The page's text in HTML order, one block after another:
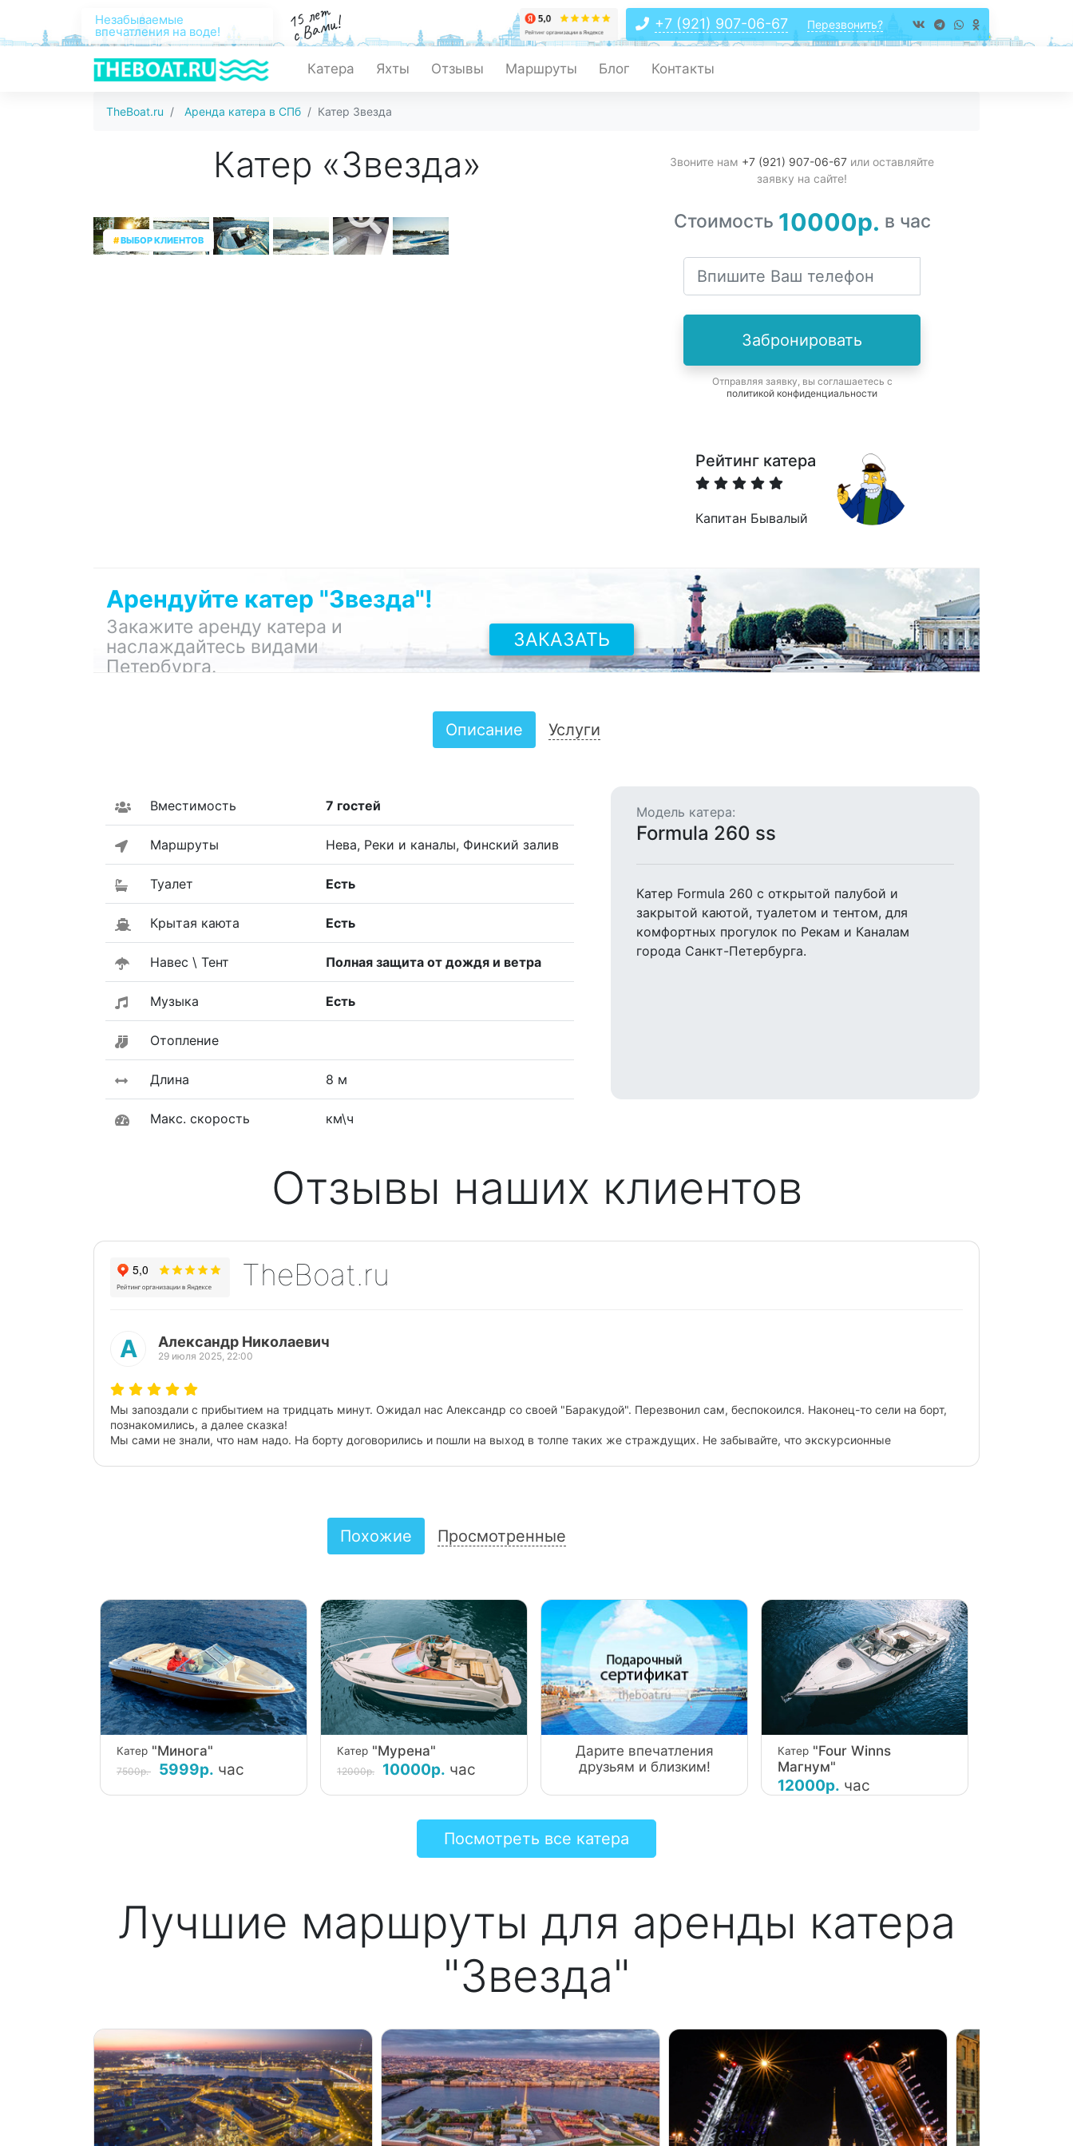
Незабываемые
впечатления на воде! 15 лет
с Вами! +7 (921) 907-06-67 Перезвонить?
Катера Яхты Отзывы Маршруты Блог Контакты
TheBoat.ru Аренда катера в СПб Катер Звезда
Катер «Звезда»
#ВЫБОР КЛИЕНТОВ
Звоните нам +7 (921) 907-06-67 или оставляйте
заявку на сайте!
Стоимость 10000р. в час
Забронировать
Отправляя заявку, вы соглашаетесь с
политикой конфиденциальности
Рейтинг катера
Капитан Бывалый
Арендуйте катер "Звезда"!
Закажите аренду катера и
наслаждайтесь видами
Петербурга.
ЗАКАЗАТЬ
Описание Услуги
Вместимость 7 гостей
Маршруты Нева, Реки и каналы, Финский залив
Туалет Есть
Крытая каюта Есть
Навес \ Тент Полная защита от дождя и ветра
Музыка Есть
Отопление
Длина 8 м
Макс. скорость км\ч
Модель катера:
Formula 260 ss
Катер Formula 260 с открытой палубой и
закрытой каютой, туалетом и тентом, для
комфортных прогулок по Рекам и Каналам
города Санкт-Петербурга.
Отзывы наших клиентов
TheBoat.ru
М Марина Пи
25 июля 2025, 18:30
Очень понравилась двухчасовая прогулка на карминовом катере Эклипс с капитаном Игорем! Катер пунктуально причалил к обозначенному месту.
Чистый, комфортабельный. Есть санузел, можно подключить свою музыку.
Капитан внимателен к пассажарам и при этом очень деликатен, всегда рядом, но полное ощущение, что отдыхаешь своим кругом.
бесценно!
Предыдущий
Похожие Просмотренные
Катер "Минога"
7500р. 5999р. час
Катер "Мурена"
12000р. 10000р. час
Дарите впечатления
друзьям и близким!
Катер "Four Winns
Магнум"
12000р. час
Посмотреть все катера
Лучшие маршруты для аренды катера
"Звезда"